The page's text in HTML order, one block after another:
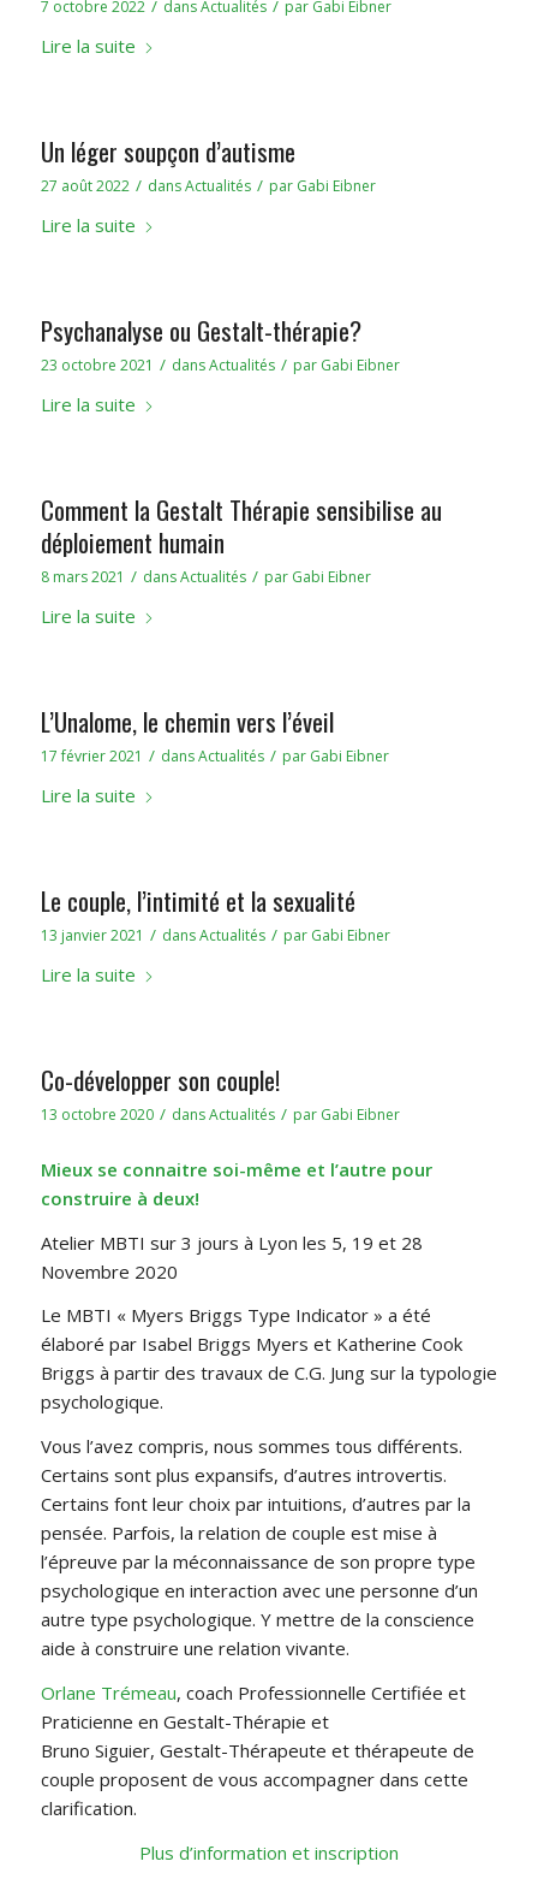
7 octobre 2022 / dansActualités / par Gabi Eibner
Lire la suite
Un léger soupçon d’autisme
27 août 2022 / dansActualités / par Gabi Eibner
Lire la suite
Psychanalyse ou Gestalt-thérapie?
23 octobre 2021 / dansActualités / par Gabi Eibner
Lire la suite
Comment la Gestalt Thérapie sensibilise au
déploiement humain
8 mars 2021 / dansActualités / par Gabi Eibner
Lire la suite
L’Unalome, le chemin vers l’éveil
17 février 2021 / dansActualités / par Gabi Eibner
Lire la suite
Le couple, l’intimité et la sexualité
13 janvier 2021 / dansActualités / par Gabi Eibner
Lire la suite
Co-développer son couple!
13 octobre 2020 / dansActualités / par Gabi Eibner
Mieux se connaitre soi-même et l’autre pour
construire à deux!
Atelier MBTI sur 3 jours à Lyon les 5, 19 et 28
Novembre 2020
Le MBTI « Myers Briggs Type Indicator » a été
élaboré par Isabel Briggs Myers et Katherine Cook
Briggs à partir des travaux de C.G. Jung sur la typologie
psychologique.
Vous l’avez compris, nous sommes tous différents.
Certains sont plus expansifs, d’autres introvertis.
Certains font leur choix par intuitions, d’autres par la
pensée. Parfois, la relation de couple est mise à
l’épreuve par la méconnaissance de son propre type
psychologique en interaction avec une personne d’un
autre type psychologique. Y mettre de la conscience
aide à construire une relation vivante.
Orlane Trémeau, coach Professionnelle Certifiée et
Praticienne en Gestalt-Thérapie et
Bruno Siguier, Gestalt-Thérapeute et thérapeute de
couple proposent de vous accompagner dans cette
clarification.
Plus d’information et inscription